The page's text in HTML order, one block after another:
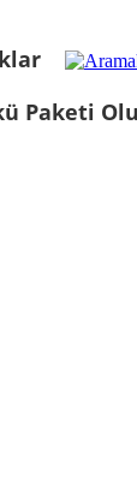
Paketi